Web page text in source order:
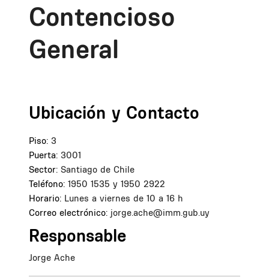
Contencioso
General
Ubicación y Contacto
Piso: 3
Puerta: 3001
Sector: Santiago de Chile
Teléfono: 1950 1535 y 1950 2922
Horario: Lunes a viernes de 10 a 16 h
Correo electrónico: jorge.ache@imm.gub.uy
Responsable
Jorge Ache